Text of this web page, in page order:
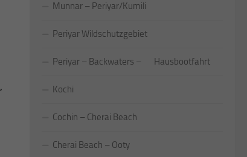
,
Munnar – Periyar/Kumili
Periyar Wildschutzgebiet
Periyar – Backwaters – Hausbootfahrt
Kochi
Cochin – Cherai Beach
Cherai Beach – Ooty